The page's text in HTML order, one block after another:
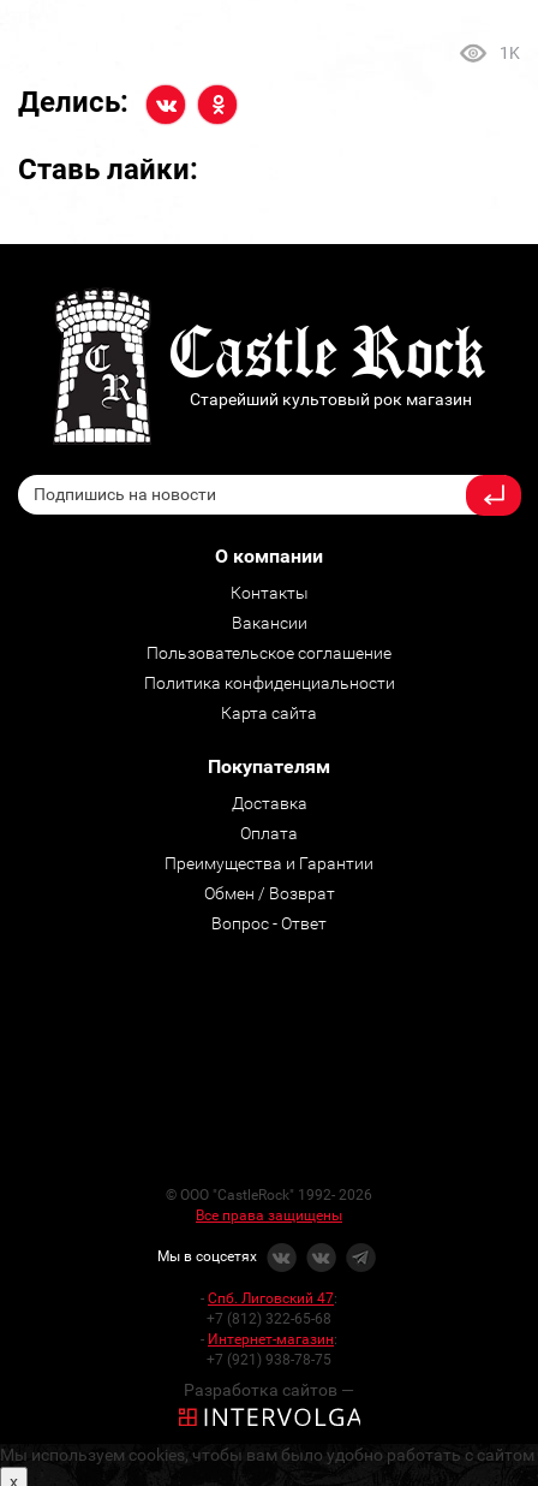
1K
Делись:
Ставь лайки:
Старейший культовый рок магазин
О компании
Контакты
Вакансии
Пользовательское соглашение
Политика конфиденциальности
Карта сайта
Покупателям
Доставка
Оплата
Преимущества и Гарантии
Обмен / Возврат
Вопрос - Ответ
© ООО "CastleRock" 1992- 2026
Все права защищены
Мы в соцсетях
- Спб. Лиговский 47:
+7 (812) 322-65-68
- Интернет-магазин:
+7 (921) 938-78-75
Разработка сайтов —
Мы используем cookies, чтобы вам было удобно работать с сайтом
x